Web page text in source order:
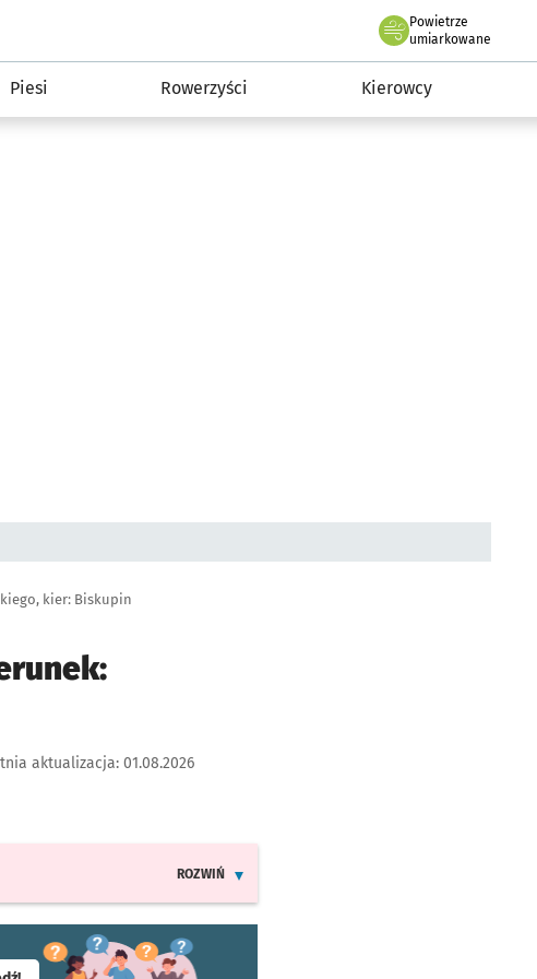
Komunikacja
Powietrze
we Wrocławiu
umiarkowane
Piesi Rowerzyści Kierowcy
kier: Biskupin
aktualizacja: 01.08.2026
ROZWIŃ